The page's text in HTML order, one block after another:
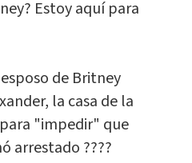
Estoy aquí para
de Britney
la casa de la
"impedir" que
arrestado ????